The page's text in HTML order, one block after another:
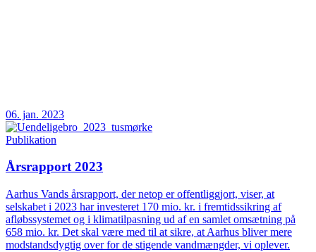
06. jan. 2023
Publikation
Årsrapport 2023
Aarhus Vands årsrapport, der netop er offentliggjort, viser, at
selskabet i 2023 har investeret 170 mio. kr. i fremtidssikring af
afløbssystemet og i klimatilpasning ud af en samlet omsætning på
658 mio. kr. Det skal være med til at sikre, at Aarhus bliver mere
modstandsdygtig over for de stigende vandmængder, vi oplever.